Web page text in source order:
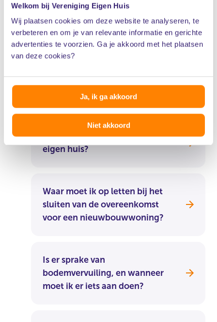
Welkom bij Vereniging Eigen Huis
Wij plaatsen cookies om deze website te analyseren, te
verbeteren en om je van relevante informatie en gerichte
advertenties te voorzien. Ga je akkoord met het plaatsen
van deze cookies?
Ja, ik ga akkoord
Niet akkoord
Ook interessant in
kennisbank
Wat kost het bouwen van een
eigen huis?
Waar moet ik op letten bij het
sluiten van de overeenkomst
voor een nieuwbouwwoning?
Is er sprake van
bodemvervuiling, en wanneer
moet ik er iets aan doen?